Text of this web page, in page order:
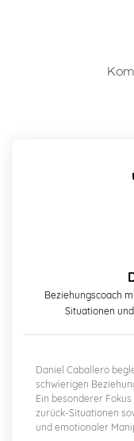
Beziehungscoach
Situationen
Daniel Caballero
schwierigen
Ein besonderer
zurück-Situationen
und emotionaler